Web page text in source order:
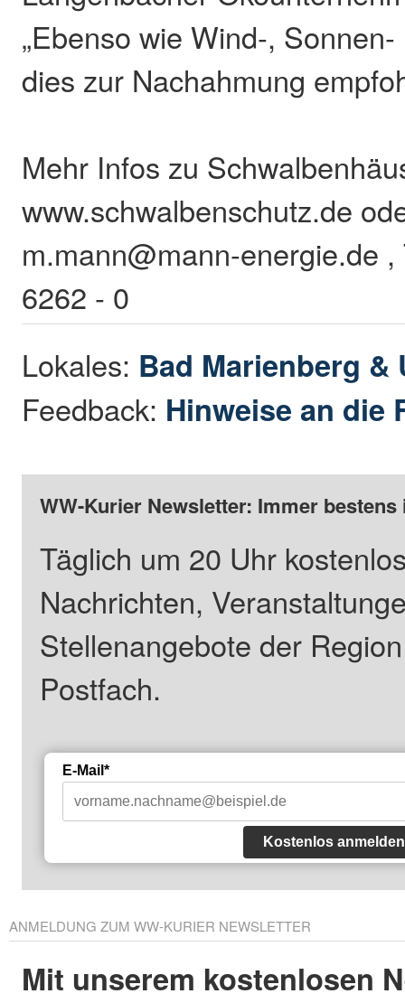
„Ebenso wie Wind-,
dies zur Nachahmung
Mehr Infos zu
www.schwalbenschutz.de
m.mann@mann-energie.de
6262 - 0
Lokales: Bad Marienberg &
Feedback: Hinweise an die
WW-Kurier Newsletter: Immer
Täglich um 20 Uhr
Nachrichten,
Stellenangebote der
Postfach.
E-Mail*
Kostenlos anmelden
ANMELDUNG ZUM WW-KURIER NEWSLETTER
Mit unserem kostenlosen